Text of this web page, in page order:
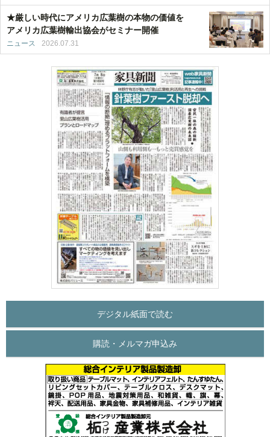
★厳しい時代にアメリカ広葉樹の本物の価値を
アメリカ広葉樹輸出協会がセミナー開催
ニュース 2026.07.31
デジタル紙面で読む
購読・メルマガ申込み